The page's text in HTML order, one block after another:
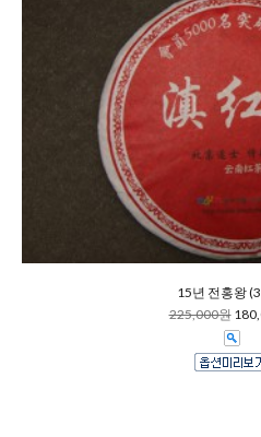
15년 전홍왕
225,000원